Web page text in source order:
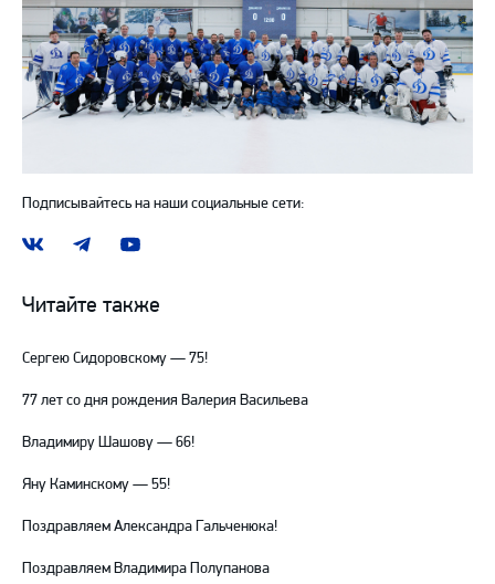
Подписывайтесь на наши социальные сети:
Наша
ВКонтакте
Наш
в
Telegram
Наш
YouTube
Читайте также
Сергею Сидоровскому — 75!
77 лет со дня рождения Валерия Васильева
Владимиру Шашову — 66!
Яну Каминскому — 55!
Поздравляем Александра Гальченюка!
Поздравляем Владимира Полупанова